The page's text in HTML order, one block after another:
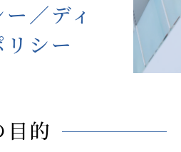
／ディ
シー
目的